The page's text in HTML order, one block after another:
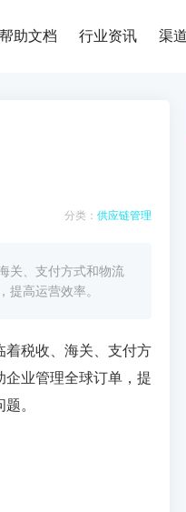
帮助文档 行业资讯 渠
分类： 供应链管理
关、支付方式和物流
高运营效率。
着税收、海关、支付方
业管理全球订单，提
。